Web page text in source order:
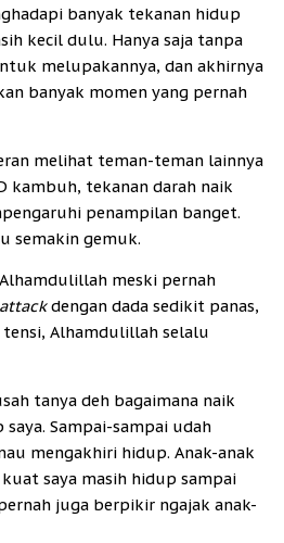
banyak tekanan hidup
kecil dulu. Hanya saja tanpa
melupakannya, dan akhirnya
banyak momen yang pernah
melihat teman-teman lainnya
kambuh, tekanan darah naik
penampilan banget.
semakin gemuk.
meski pernah
dengan dada sedikit panas,
Alhamdulillah selalu
tanya deh bagaimana naik
Sampai-sampai udah
mengakhiri hidup. Anak-anak
saya masih hidup sampai
juga berpikir ngajak anak-